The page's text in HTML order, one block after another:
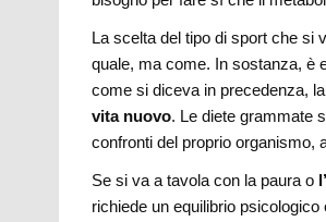
La scelta del tipo di sport che si
quale, ma come. In sostanza, è
come si diceva in precedenza,
vita nuovo. Le diete grammate
confronti del proprio organismo,
Se si va a tavola con la paura o
richiede un equilibrio